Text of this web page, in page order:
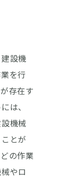
設機
を行
存在す
は、
機械
とが
の作業
やロ